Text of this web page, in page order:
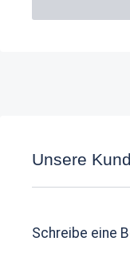
Unsere
Schreibe eine